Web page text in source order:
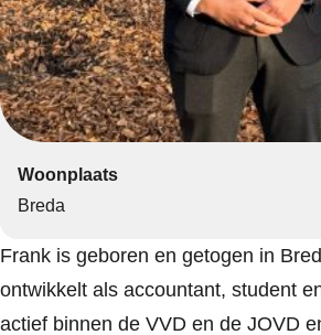
Woonplaats
Breda
Frank is geboren en getogen in
ontwikkelt als accountant, student
actief binnen de VVD en de JOVD